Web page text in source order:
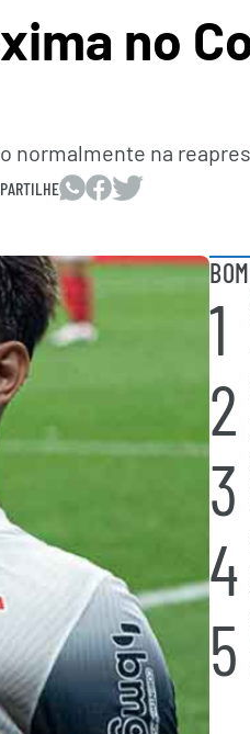
no
normalmente na
1
2
3
4
5